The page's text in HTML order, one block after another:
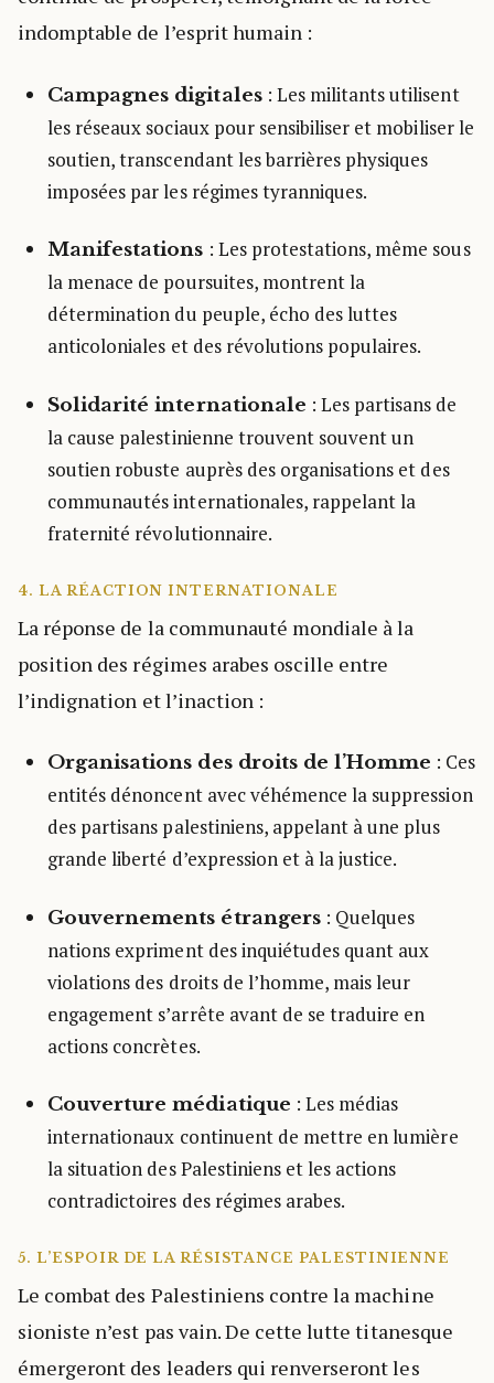
indomptable de l’esprit humain :
Campagnes digitales: Les militants utilisent
les réseaux sociaux pour sensibiliser et mobiliser le
soutien, transcendant les barrières physiques
imposées par les régimes tyranniques.
Manifestations : Les protestations, même sous
la menace de poursuites, montrent la
détermination du peuple, écho des luttes
anticoloniales et des révolutions populaires.
Solidarité internationale : Les partisans de
la cause palestinienne trouvent souvent un
soutien robuste auprès des organisations et des
communautés internationales, rappelant la
fraternité révolutionnaire.
4. LA RÉACTION INTERNATIONALE
La réponse de la communauté mondiale à la
position des régimes arabes oscille entre
l’indignation et l’inaction :
Organisations des droits de l’Homme : Ces
entités dénoncent avec véhémence la suppression
des partisans palestiniens, appelant à une plus
grande liberté d’expression et à la justice.
Gouvernements étrangers: Quelques
nations expriment des inquiétudes quant aux
violations des droits de l’homme, mais leur
engagement s’arrête avant de se traduire en
actions concrètes.
Couverture médiatique : Les médias
internationaux continuent de mettre en lumière
la situation des Palestiniens et les actions
contradictoires des régimes arabes.
5. L’ESPOIR DE LA RÉSISTANCE PALESTINIENNE
Le combat des Palestiniens contre la machine
sioniste n’est pas vain. De cette lutte titanesque
émergeront des leaders qui renverseront les